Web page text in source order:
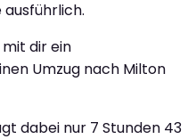
dir ein
Umzug nach Milton
dabei nur 7 Stunden 43